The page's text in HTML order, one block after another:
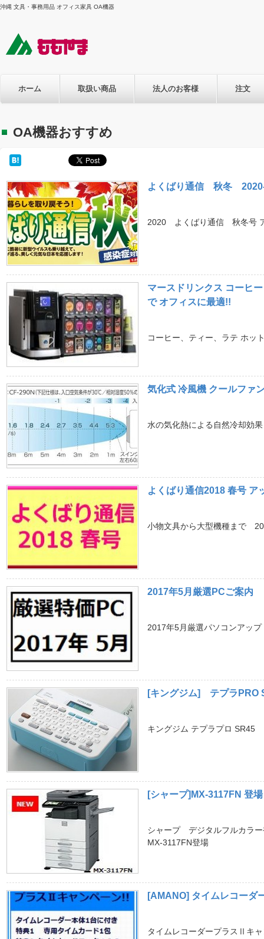
沖縄 文具・事務用品 オフィス家具 OA機器
ホーム 取扱い商品 法人のお客様 注文
OA機器おすすめ
よくばり通信 秋冬
2020 よくばり通信 秋冬号
マースドリンクス コーヒ
で オフィスに最適!!
コーヒー、ティー、ラテ ホ
気化式 冷風機 クールファ
水の気化熱による自然冷却効
よくばり通信2018 春号 ア
小物文具から大型機種まで
2017年5月厳選PCご案内
2017年5月厳選パソコンアップ
[キングジム] テプラPRO
キングジム テプラプロ SR45
[シャープ]MX-3117FN 登場
シャープ デジタルフルカラー
MX-3117FN登場
[AMANO] タイムレコーダ
タイムレコーダープラスⅡキ